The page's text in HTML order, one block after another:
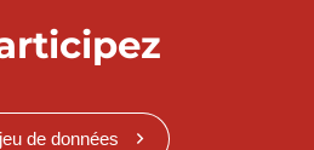
de données